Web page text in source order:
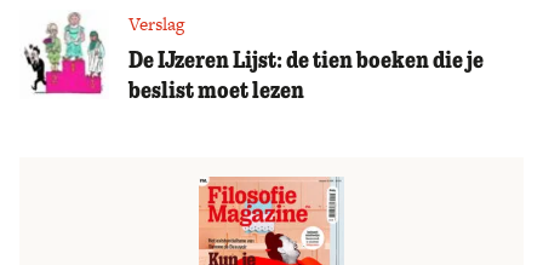
Verslag
De IJzeren Lijst: de tien boeken die je
beslist moet lezen